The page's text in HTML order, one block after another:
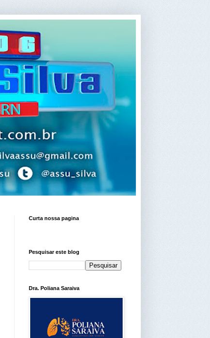
Curta nossa pagina
Pesquisar este blog
Dra. Poliana Saraiva